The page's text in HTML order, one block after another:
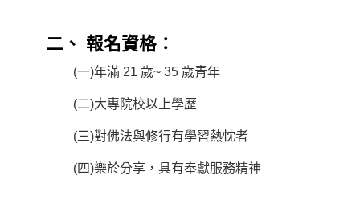
二、 報名資格：
(一)年滿 21 歲~ 35 歲青年
(二)大專院校以上學歷
(三)對佛法與修行有學習熱忱者
(四)樂於分享，具有奉獻服務精神